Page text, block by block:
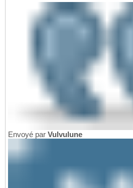
Envoyé par Vulvulune